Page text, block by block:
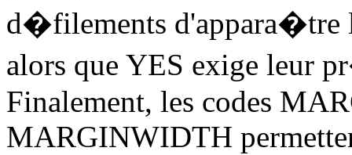
d�filements d'appara�tre
alors que YES exige leur
Finalement, les codes
MARGINWIDTH